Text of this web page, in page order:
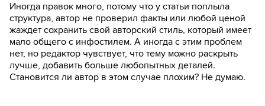
Иногда правок много, потому что у статьи поплыла
структура, автор не проверил факты или любой ценой
жаждет сохранить свой авторский стиль, который имеет
мало общего с инфостилем. А иногда с этим проблем
нет, но редактор чувствует, что тему можно раскрыть
лучше, добавить больше любопытных деталей.
Становится ли автор в этом случае плохим? Не думаю.